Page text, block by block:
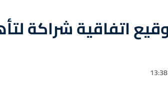
اتفاقية شراكة